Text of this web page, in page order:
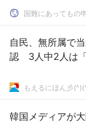
国難にあってもの
自民、無所属で
認 3人中2人は「
もえるにほん彡
韓国メディアが